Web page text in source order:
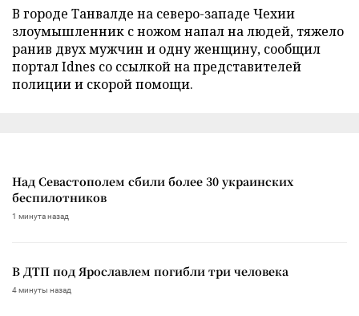
В городе Танвалде на северо-западе Чехии
злоумышленник с ножом напал на людей, тяжело
ранив двух мужчин и одну женщину, сообщил
портал Idnes со ссылкой на представителей
полиции и скорой помощи.
Над Севастополем сбили более 30 украинских
беспилотников
1 минута назад
В ДТП под Ярославлем погибли три человека
4 минуты назад